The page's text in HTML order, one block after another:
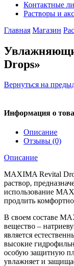
Контактные
Растворы и
Главная Магазин
Drops»
Вернуться на
Информация о
Описание
Отзывы (0)
Описание
MAXIMA Revital
раствор,
использование
продлить
В своем составе
вещество –
является
высокие
особую защитную
увлажняет и